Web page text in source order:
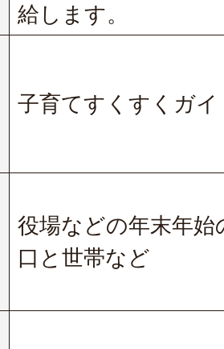
給します。
子育てすくすくガ
役場などの年末年
口と世帯など